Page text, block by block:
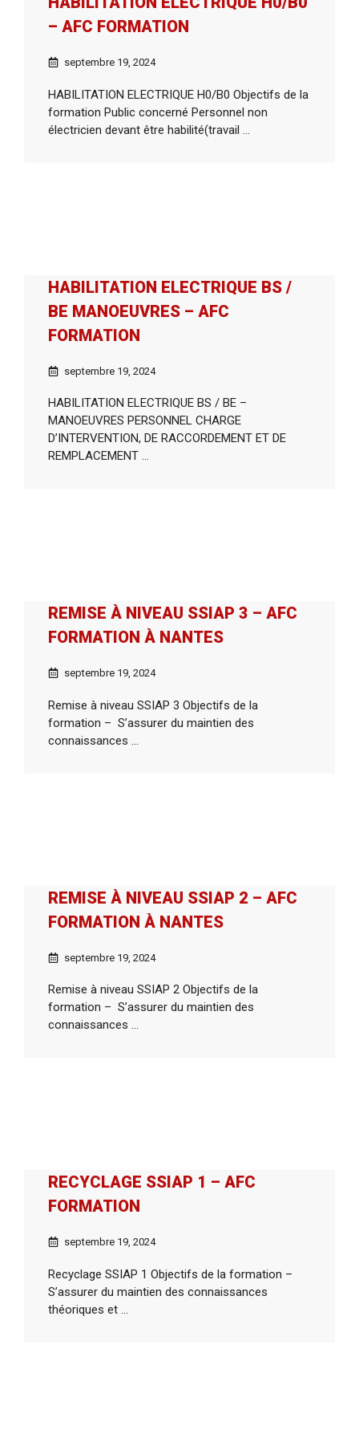
– AFC FORMATION
septembre 19, 2024
HABILITATION ELECTRIQUE H0/B0 Objectifs de la
formation Public concerné Personnel non
électricien devant être habilité(travail ...
HABILITATION ELECTRIQUE BS /
BE MANOEUVRES – AFC
FORMATION
septembre 19, 2024
HABILITATION ELECTRIQUE BS / BE –
MANOEUVRES PERSONNEL CHARGE
D’INTERVENTION, DE RACCORDEMENT ET DE
REMPLACEMENT ...
REMISE À NIVEAU SSIAP 3 – AFC
FORMATION À NANTES
septembre 19, 2024
Remise à niveau SSIAP 3 Objectifs de la
formation – S’assurer du maintien des
connaissances ...
REMISE À NIVEAU SSIAP 2 – AFC
FORMATION À NANTES
septembre 19, 2024
Remise à niveau SSIAP 2 Objectifs de la
formation – S’assurer du maintien des
connaissances ...
RECYCLAGE SSIAP 1 – AFC
FORMATION
septembre 19, 2024
Recyclage SSIAP 1 Objectifs de la formation –
S’assurer du maintien des connaissances
théoriques et ...